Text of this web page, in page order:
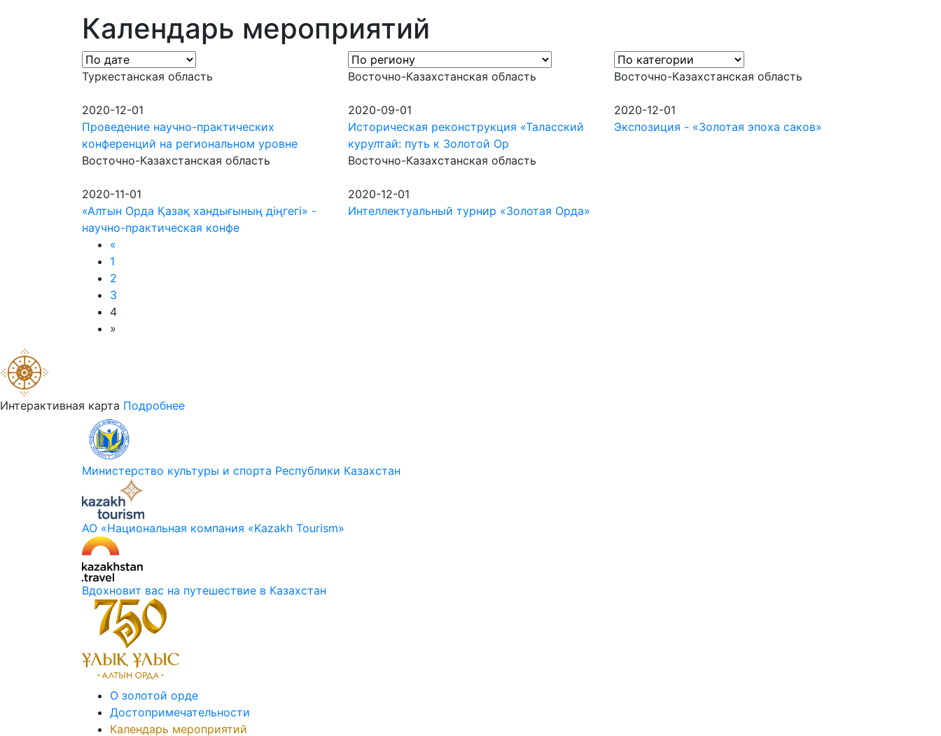
Календарь мероприятий
Туркестанская область
2020-12-01
Проведение научно-практических
конференций на региональном уровне
Восточно-Казахстанская область
2020-09-01
Историческая реконструкция «Таласский
курултай: путь к Золотой Ор
Восточно-Казахстанская область
2020-12-01
Экспозиция - «Золотая эпоха саков»
Восточно-Казахстанская область
2020-11-01
«Алтын Орда Қазақ хандығының діңгегі» -
научно-практическая конфе
Восточно-Казахстанская область
2020-12-01
Интеллектуальный турнир «Золотая Орда»
«
1
2
3
4
»
Интерактивная карта Подробнее
Министерство культуры и спорта Республики Казахстан
АО «Национальная компания «Kazakh Tourism»
Вдохновит вас на путешествие в Казахстан
О золотой орде
Достопримечательности
Календарь мероприятий